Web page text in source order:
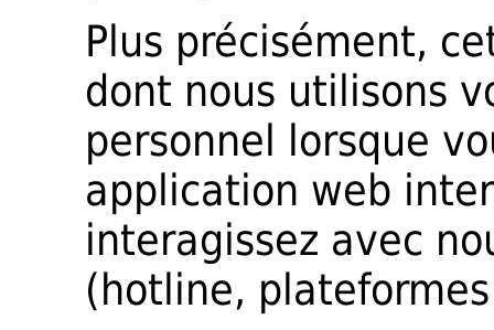
Plus précisément,
dont nous utilisons
personnel lorsque
application web
interagissez avec
(hotline,